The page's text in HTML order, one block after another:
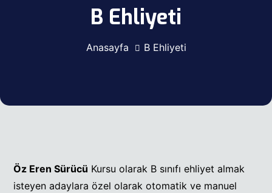
B Ehliyeti
Anasayfa B Ehliyeti
Öz Eren Sürücü Kursu olarak B sınıfı ehliyet almak
isteyen adaylara özel olarak otomatik ve manuel